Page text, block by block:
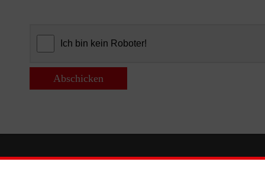
Abschicken
Informationen Die